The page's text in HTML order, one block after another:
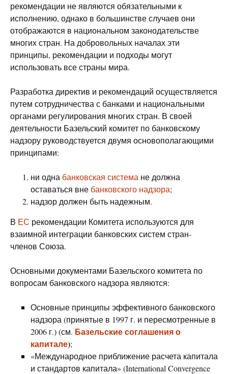
рекомендации не являются обязательными к
исполнению, однако в большинстве случаев они
отображаются в национальном законодательстве
многих стран. На добровольных началах эти
принципы, рекомендации и подходы могут
использовать все страны мира.
Разработка директив и рекомендаций осуществляется
путем сотрудничества с банками и национальными
органами регулирования многих стран. В своей
деятельности Базельский комитет по банковскому
надзору руководствуется двумя основополагающими
принципами:
ни одна банковская система не должна
оставаться вне банковского надзора;
надзор должен быть надежным.
В ЕС рекомендации Комитета используются для
взаимной интеграции банковских систем стран-
членов Союза.
Основными документами Базельского комитета по
вопросам банковского надзора являются:
Основные принципы эффективного банковского
надзора (принятые в 1997 г. и пересмотренные в
2006 г.) (см. Базельские соглашения о
капитале);
«Международное приближение расчета капитала
и стандартов капитала» (International Convergence